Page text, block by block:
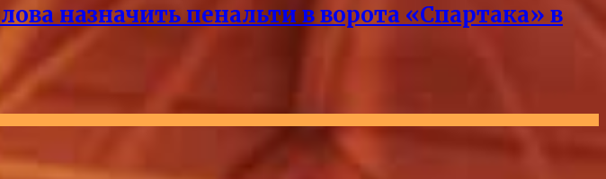
назначить пенальти в ворота «Спартака» в